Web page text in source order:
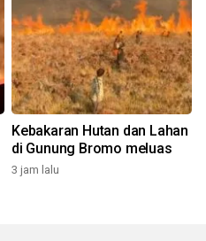
Kebakaran Hutan dan Lahan
di Gunung Bromo meluas
3 jam lalu